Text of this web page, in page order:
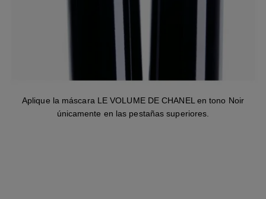
Aplique la máscara LE VOLUME DE CHANEL en tono Noir
únicamente en las pestañas superiores.